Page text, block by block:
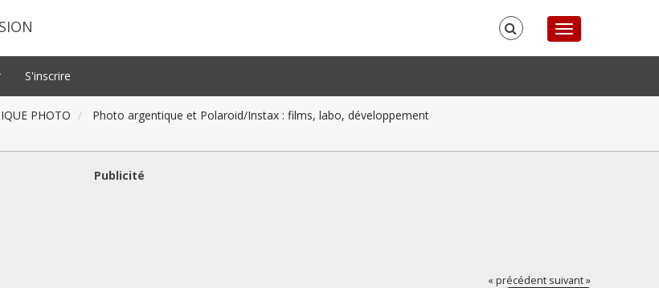
S'inscrire
PHOTO
Photo argentique et Polaroid/Instax : films, labo, développement
Publicité
« précédent suivant »